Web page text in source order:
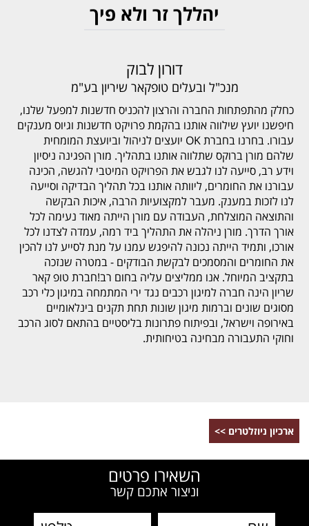
יהללך זר ולא פיך
דורון לבוק
מנכ"ל ובעלים טופקאר שיריון בע"מ
כחלק מהתפתחות החברה והרצון להכניס חדשנות למפעל שלנו,
חיפשנו יועץ שילווה אותנו בהקמת פרויקט חדשנות וגיוס מענקים
עבורו. בחרנו בחברת OK יועצים לניהול וביועצת המומחית
שלהם מורן ברוקס שתלווה אותנו בתהליך. מורן הפגינה ניסיון
וידע רב, סייעה לנו לגבש את הפרויקט המיטבי להגשה, הכינה
עבורנו את החומרים, ליוותה אותנו בכל תהליך הבדיקה וסייעה
לנו לזכות במענק. מעבר למקצועיות הרבה, איכות הבקשה
והתוצאה המוצלחת, העבודה עם מורן הייתה מאוד נעימה לכל
אורך הדרך. מורן ניהלה את התהליך ביד רמה, עמדה לצדנו לכל
אורכו, ותמיד הייתה נכונה להיפגש עמנו על מנת לסייע לנו להכין
את החומרים והמסמכים לבקשת הבודקים - במטרה שנזכה
בתקציב המיוחל. אנו ממליצים עליה בחום רב!חברת טופ קאר
שריון הינה חברה למיגון רכבים נגד ירי המתמחה במיגון כלי רכב
מסוגים שונים וברמות מיגון שונות תחת תקנים בינלאומיים
באירופה וישראל, ובפיתוח פתרונות בליסטיים בהתאם לסוג הרכב
וחוקי התעבורה מבחינה בטיחותית.
ארכיון ניוזלטרים >>
השאירו פרטים
וניצור אתכם קשר